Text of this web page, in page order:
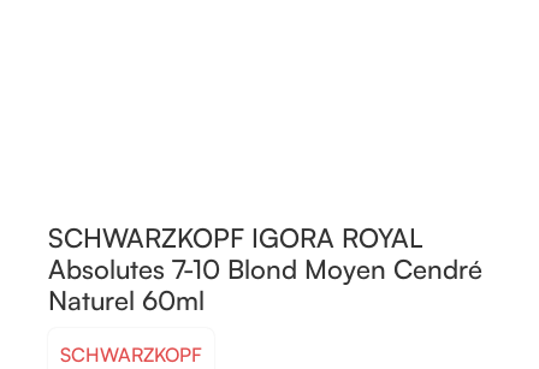
SCHWARZKOPF IGORA ROYAL
Absolutes 7-10 Blond Moyen Cendré
Naturel 60ml
SCHWARZKOPF